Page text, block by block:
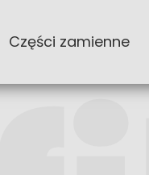
Części zamienne